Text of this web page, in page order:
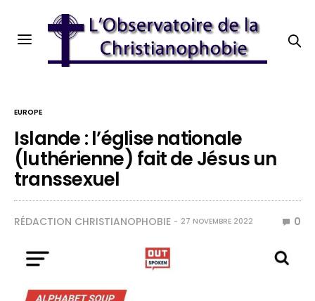
EUROPE
Islande : l’église nationale
(luthérienne) fait de Jésus un
transsexuel
RÉDACTION CHRISTIANOPHOBIE 27 NOVEMBRE 2022 0